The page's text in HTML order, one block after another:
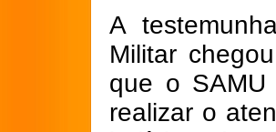
A
Militar
que o
realizar o